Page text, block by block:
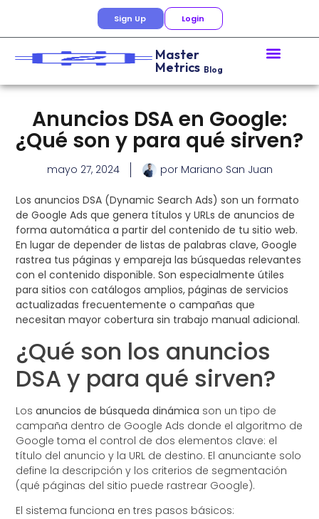
Sign Up Login
Master
Metrics Blog
Anuncios DSA en Google:
¿Qué son y para qué sirven?
mayo 27, 2024 porMariano San Juan
Los anuncios DSA (Dynamic Search Ads) son un formato
de Google Ads que genera títulos y URLs de anuncios de
forma automática a partir del contenido de tu sitio web.
En lugar de depender de listas de palabras clave, Google
rastrea tus páginas y empareja las búsquedas relevantes
con el contenido disponible. Son especialmente útiles
para sitios con catálogos amplios, páginas de servicios
actualizadas frecuentemente o campañas que
necesitan mayor cobertura sin trabajo manual adicional.
¿Qué son los anuncios
DSA y para qué sirven?
Losanuncios de búsqueda dinámica son un tipo de
campaña dentro de Google Ads donde el algoritmo de
Google toma el control de dos elementos clave: el
título del anuncio y la URL de destino. El anunciante solo
define la descripción y los criterios de segmentación
(qué páginas del sitio puede rastrear Google).
El sistema funciona en tres pasos básicos: